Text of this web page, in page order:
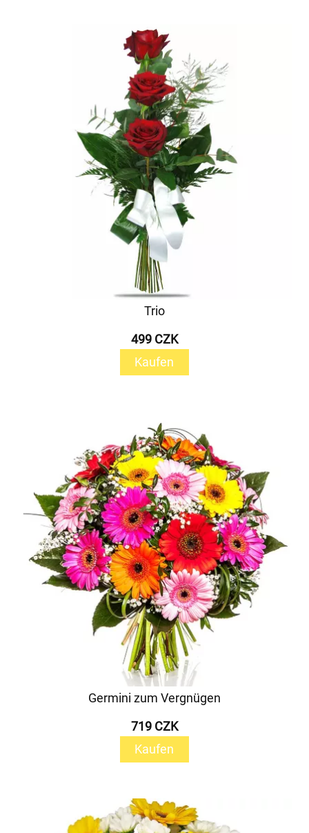
Trio
499 CZK
Kaufen
Germini zum Vergnügen
719 CZK
Kaufen